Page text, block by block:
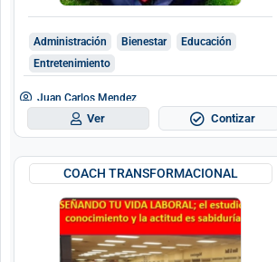
Administración Bienestar
Educación
Entretenimiento
Juan Carlos Mendez
Ver Contizar
COACH TRANSFORMACIONAL